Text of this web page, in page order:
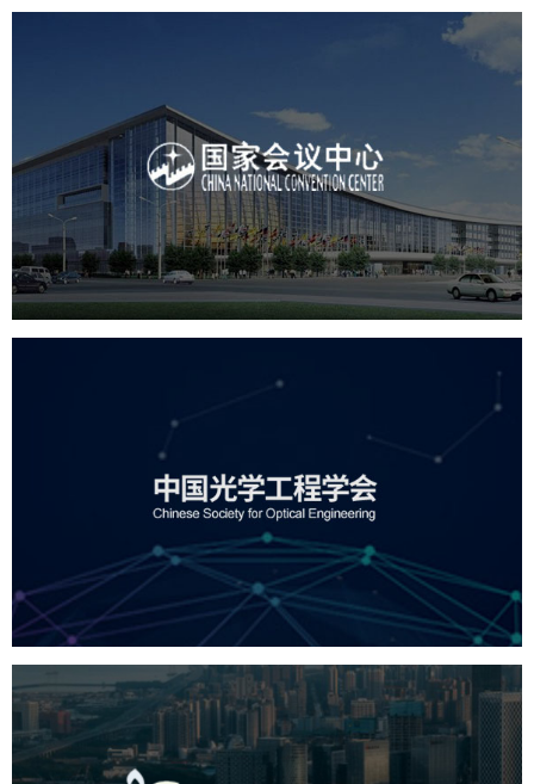
国家会议中心
专业服务 网站建设 网站设计
中国光学工程学会
机构组织 国企 品牌官网 网站建设 网站设计
深圳市宝安区投资推广署